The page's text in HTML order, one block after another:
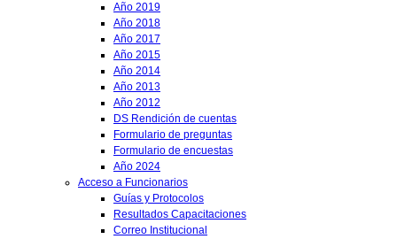
Año 2019
Año 2018
Año 2017
Año 2015
Año 2014
Año 2013
Año 2012
DS Rendición de cuentas
Formulario de preguntas
Formulario de encuestas
Año 2024
Acceso a Funcionarios
Guías y Protocolos
Resultados Capacitaciones
Correo Institucional